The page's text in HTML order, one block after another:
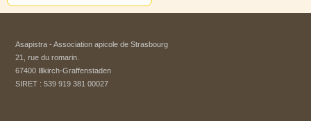
Asapistra - Association apicole de Strasbourg​
21, rue du romarin.
67400 Illkirch-Graffenstaden
SIRET : 539 919 381 00027